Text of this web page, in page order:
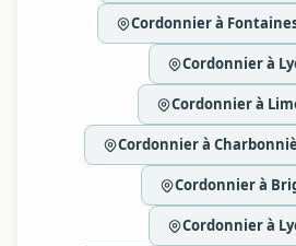
Cordonnier à
Cordonnier à
Cordonnier à
Cordonnier à
Cordonnier à
Cordonnier à